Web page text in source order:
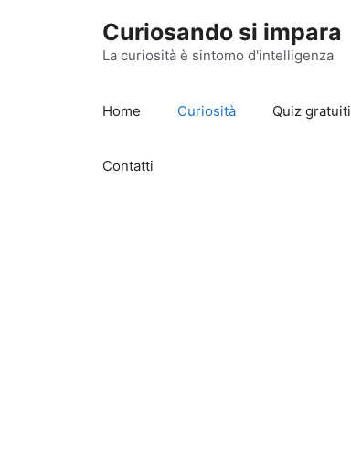
Curiosando si impara
La curiosità è sintomo d'intelligenza
Home Curiosità Quiz gratuiti
Contatti